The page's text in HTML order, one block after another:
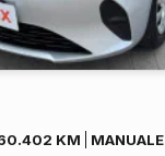
KM
MANUALE